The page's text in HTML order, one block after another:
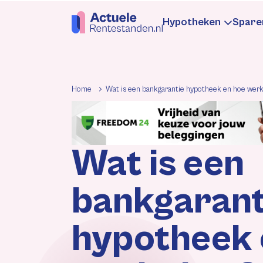
Hypotheken
Informatie
Hypotheek
Home Wat is een bankgarantie hypotheek en hoe
Wat is een
hypotheek